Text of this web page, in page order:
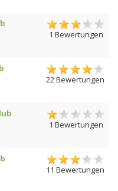
1 Bewertungen
22 Bewertungen
1 Bewertungen
11 Bewertungen